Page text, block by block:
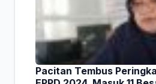
Pacitan Tembus